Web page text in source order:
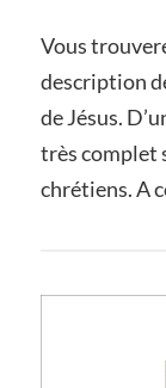
Vous
description
de Jésus.
très complet
chrétiens. A